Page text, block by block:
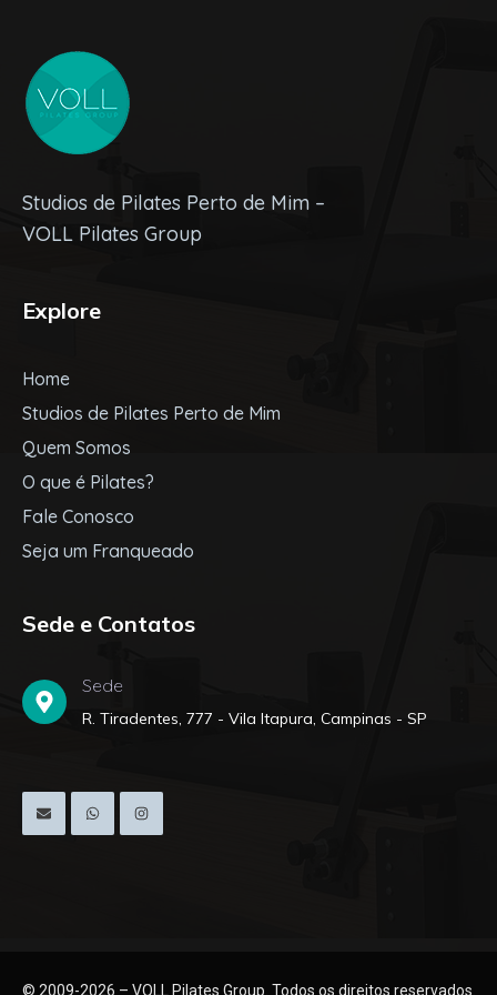
Studios de Pilates Perto de Mim –
VOLL Pilates Group
Explore
Home
Studios de Pilates Perto de Mim
Quem Somos
O que é Pilates?
Fale Conosco
Seja um Franqueado
Sede e Contatos
Sede
R. Tiradentes, 777 - Vila Itapura, Campinas - SP
© 2009-2026 – VOLL Pilates Group. Todos os direitos reservados.